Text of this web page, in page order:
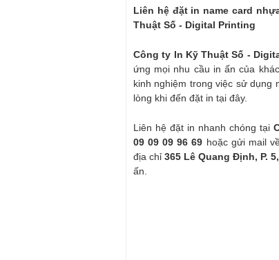
Liên hệ đặt in name card
Thuật Số - Digital Printing
Công ty In Kỹ Thuật Số -
ứng mọi nhu cầu in ấn của
kinh nghiệm trong việc sử dụng
lòng khi đến đặt in tại đây.
Liên hệ đặt in nhanh chóng tại
09 09 09 96 69 hoặc gửi mail
địa chỉ 365 Lê Quang Định, P.
ấn.